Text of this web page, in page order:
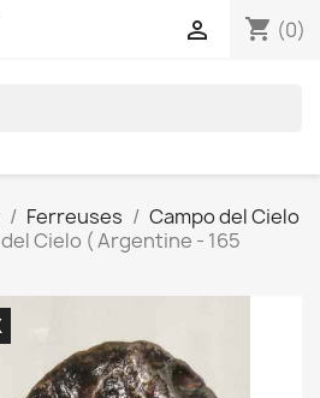
shopping_cart (0)

Ferreuses
Campo del Cielo
Cielo ( Argentine - 165